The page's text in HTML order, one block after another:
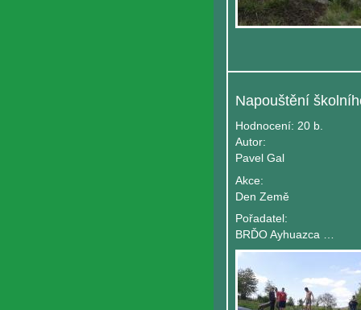
Hodnocení: 20 b.
Autor:
Pavel Gal
Akce:
Den Země
Pořadatel:
BRĎO Ayhuazca Čejkovice